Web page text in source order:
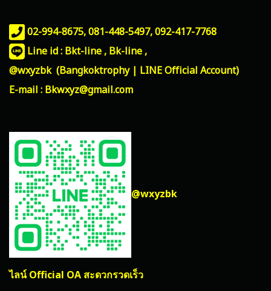
02-994-8675, 081-448-5497,092-417-7768
Line id : Bkt-line , Bk-line ,
@wxyzbk (Bangkoktrophy | LINE Official Account)
E-mail : Bkwxyz@gmail.com
@wxyzbk
ไลน์ Official OA สะดวกรวดเร็ว